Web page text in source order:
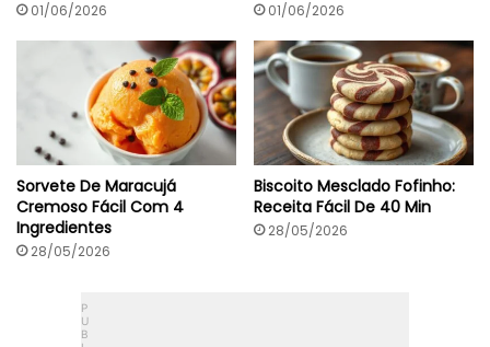
01/06/2026 01/06/2026
Sorvete De Maracujá
Cremoso Fácil Com 4
Ingredientes
28/05/2026
Biscoito Mesclado Fofinho:
Receita Fácil De 40 Min
28/05/2026